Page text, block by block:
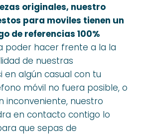
originales, nuestro
para moviles tienen un
de referencias 100%
poder hacer frente a la la
de nuestras
en algún casual con tu
móvil no fuera posible, o
inconveniente, nuestro
en contacto contigo lo
que sepas de